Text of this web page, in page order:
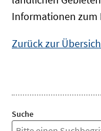
Informationen zum
Zurück zur
Suche